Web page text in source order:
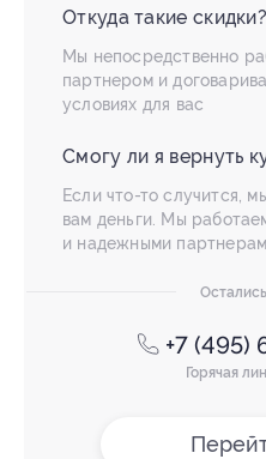
Откуда такие скидки?
Мы непосредственно
партнером и
условиях для вас
Смогу ли я вернуть
Если что-то случится,
вам деньги. Мы
и надежными
+7 (495)
Горячая